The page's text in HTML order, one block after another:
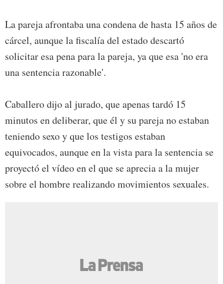
La pareja afrontaba una condena de hasta 15 años de
cárcel, aunque la fiscalía del estado descartó
solicitar esa pena para la pareja, ya que esa 'no era
una sentencia razonable'.
Caballero dijo al jurado, que apenas tardó 15
minutos en deliberar, que él y su pareja no estaban
teniendo sexo y que los testigos estaban
equivocados, aunque en la vista para la sentencia se
proyectó el vídeo en el que se aprecia a la mujer
sobre el hombre realizando movimientos sexuales.